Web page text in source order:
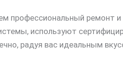
профессиональный ремонт и
используют
радуя вас идеальным